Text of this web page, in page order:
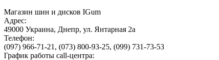
Магазин шин и дисков IGum
Адрес:
49000 Украина, Днепр, ул. Янтарная 2а
Телефон:
(097) 966-71-21 , (073) 800-93-25, (099) 731-73-53
График работы call-центра: